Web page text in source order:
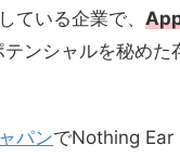
ている企業で、
ンシャルを秘めた
パンでNothing Ear